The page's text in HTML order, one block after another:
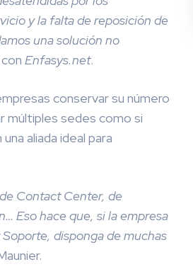
y la falta de reposición de
una solución no
Enfasys.net.
conservar su número
múltiples sedes como si
aliada ideal para
Contact Center, de
Eso hace que, si la empresa
disponga de muchas